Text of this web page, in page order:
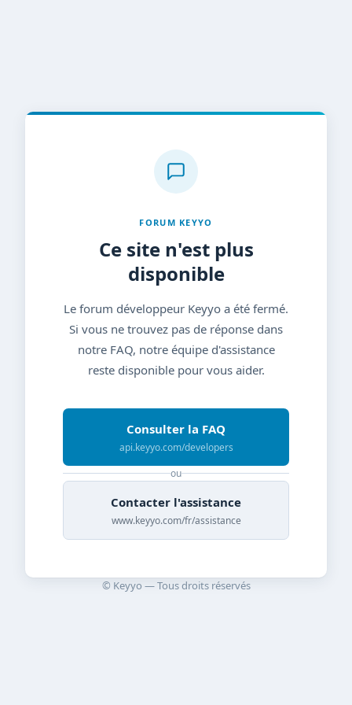
FORUM KEYYO
Ce site n'est plus
disponible
Le forum développeur Keyyo a été fermé.
Si vous ne trouvez pas de réponse dans
notre FAQ, notre équipe d'assistance
reste disponible pour vous aider.
Consulter la FAQ
api.keyyo.com/developers
ou
Contacter l'assistance
www.keyyo.com/fr/assistance
© Keyyo — Tous droits réservés